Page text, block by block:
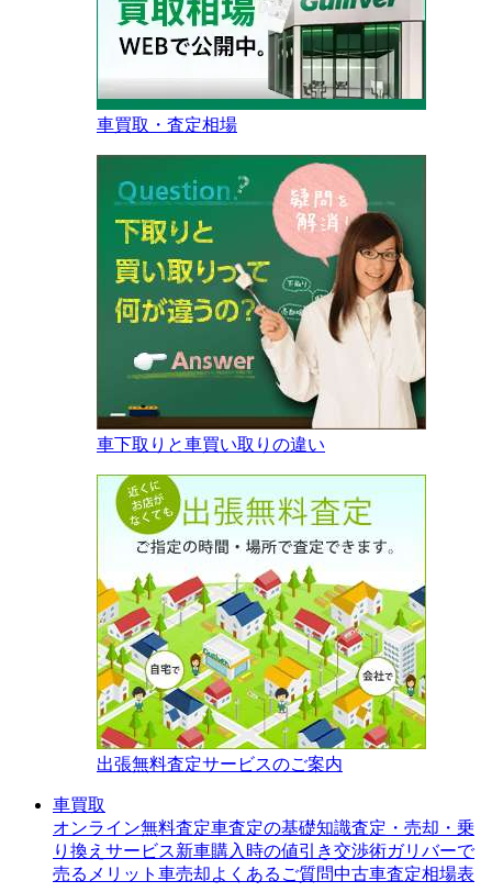
車買取・査定相場
車下取りと車買い取りの違い
出張無料査定サービスのご案内
車買取
オンライン無料査定車査定の基礎知識査定・売却・乗
り換えサービス新車購入時の値引き交渉術ガリバーで
売るメリット 車売却よくあるご質問中古車査定相場表